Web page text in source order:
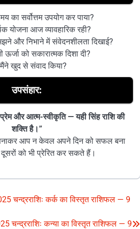
का सर्वोत्तम उपयोग कर पाया?
योजना आज व्यावहारिक रही?
और निभाने में संवेदनशीलता दिखाई?
ऊर्जा को सकारात्मक दिशा दी?
खुद से संवाद किया?
उपसंहार:
और आत्म-स्वीकृति — यही सिंह राशि की
शक्ति है।”
आप न केवल अपने दिन को सफल बना
को भी प्रेरित कर सकते हैं।
चन्द्रराशिः कर्क का विस्तृत राशिफल — 9
चन्द्रराशिः कन्या का विस्तृत राशिफल — 9